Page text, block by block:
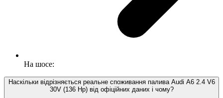
На шосе:
Наскільки відрізняється реальне споживання палива Audi A6 2.4 V6
30V (136 Hp) від офіційних даних і чому?